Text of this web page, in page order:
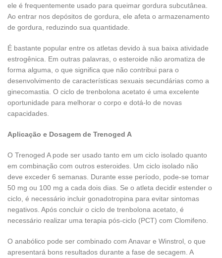
ele é frequentemente usado para queimar gordura subcutânea.
Ao entrar nos depósitos de gordura, ele afeta o armazenamento
de gordura, reduzindo sua quantidade.
É bastante popular entre os atletas devido à sua baixa atividade
estrogênica. Em outras palavras, o esteroide não aromatiza de
forma alguma, o que significa que não contribui para o
desenvolvimento de características sexuais secundárias como a
ginecomastia. O ciclo de trenbolona acetato é uma excelente
oportunidade para melhorar o corpo e dotá-lo de novas
capacidades.
Aplicação e Dosagem de Trenoged A
O Trenoged A pode ser usado tanto em um ciclo isolado quanto
em combinação com outros esteroides. Um ciclo isolado não
deve exceder 6 semanas. Durante esse período, pode-se tomar
50 mg ou 100 mg a cada dois dias. Se o atleta decidir estender o
ciclo, é necessário incluir gonadotropina para evitar sintomas
negativos. Após concluir o ciclo de trenbolona acetato, é
necessário realizar uma terapia pós-ciclo (PCT) com Clomifeno.
O anabólico pode ser combinado com Anavar e Winstrol, o que
apresentará bons resultados durante a fase de secagem. A